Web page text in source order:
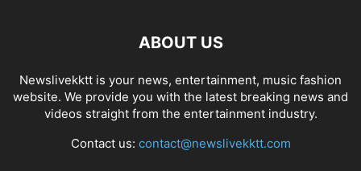
ABOUT US
Newslivekktt is your news, entertainment, music fashion
website. We provide you with the latest breaking news and
videos straight from the entertainment industry.
Contact us: contact@newslivekktt.com